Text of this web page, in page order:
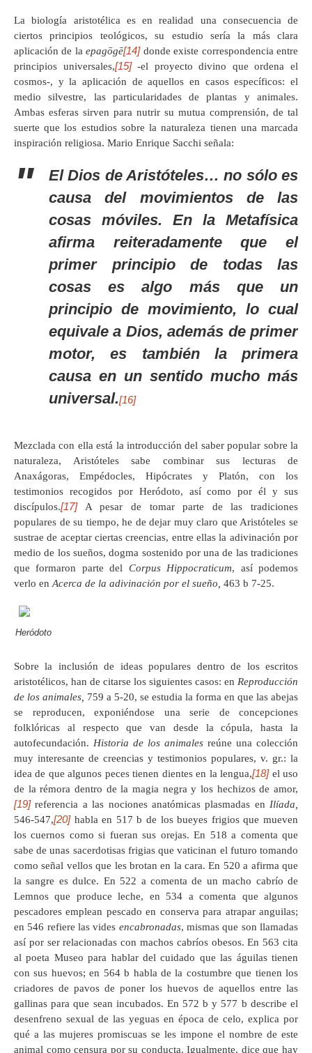
La biología aristotélica es en realidad una consecuencia de
ciertos principios teológicos, su estudio sería la más clara
aplicación de laepagōgē[14]donde existe correspondencia entre
principios universales,[15]-el proyecto divino que ordena el
cosmos-, y la aplicación de aquellos en casos específicos: el
medio silvestre, las particularidades de plantas y animales.
Ambas esferas sirven para nutrir su mutua comprensión, de tal
suerte que los estudios sobre la naturaleza tienen una marcada
inspiración religiosa. Mario Enrique Sacchi señala:
El Dios de Aristóteles… no sólo es
causa del movimientos de las
cosas móviles. En la Metafísica
afirma reiteradamente que el
primer principio de todas las
cosas es algo más que un
principio de movimiento, lo cual
equivale a Dios, además de primer
motor, es también la primera
causa en un sentido mucho más
universal.[16]
Mezclada con ella está la introducción del saber popular sobre la
naturaleza, Aristóteles sabe combinar sus lecturas de
Anaxágoras, Empédocles, Hipócrates y Platón, con los
testimonios recogidos por Heródoto, así como por él y sus
discípulos.[17]A pesar de tomar parte de las tradiciones
populares de su tiempo, he de dejar muy claro que Aristóteles se
sustrae de aceptar ciertas creencias, entre ellas la adivinación por
medio de los sueños, dogma sostenido por una de las tradiciones
que formaron parte del Corpus Hippocraticum, así podemos
verlo en Acerca de la adivinación por el sueño, 463 b 7-25.
Heródoto
Sobre la inclusión de ideas populares dentro de los escritos
aristotélicos, han de citarse los siguientes casos: en Reproducción
de los animales, 759 a 5-20, se estudia la forma en que las abejas
se reproducen, exponiéndose una serie de concepciones
folklóricas al respecto que van desde la cópula, hasta la
autofecundación. Historia de los animales reúne una colección
muy interesante de creencias y testimonios populares, v. gr.: la
idea de que algunos peces tienen dientes en la lengua,[18]el uso
de la rémora dentro de la magia negra y los hechizos de amor,
[19]referencia a las nociones anatómicas plasmadas en Ilíada,
546-547,[20]habla en 517 b de los bueyes frigios que mueven
los cuernos como si fueran sus orejas. En 518 a comenta que
sabe de unas sacerdotisas frigias que vaticinan el futuro tomando
como señal vellos que les brotan en la cara. En 520 a afirma que
la sangre es dulce. En 522 a comenta de un macho cabrío de
Lemnos que produce leche, en 534 a comenta que algunos
pescadores emplean pescado en conserva para atrapar anguilas;
en 546 refiere las vides encabronadas, mismas que son llamadas
así por ser relacionadas con machos cabríos obesos. En 563 cita
al poeta Museo para hablar del cuidado que las águilas tienen
con sus huevos; en 564 b habla de la costumbre que tienen los
criadores de pavos de poner los huevos de aquellos entre las
gallinas para que sean incubados. En 572 b y 577 b describe el
desenfreno sexual de las yeguas en época de celo, explica por
qué a las mujeres promiscuas se les impone el nombre de este
animal como censura por su conducta. Igualmente, dice que hay